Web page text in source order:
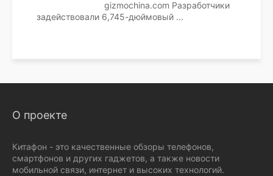
gizmochina.com Разработчики
задействовали 6,745-дюймовый ...
О проекте
Китафон - это качественные обзоры телефонов,
смартфонов и других гаджетов, а также новости
мобильной связи, интернет и высоких технологий.